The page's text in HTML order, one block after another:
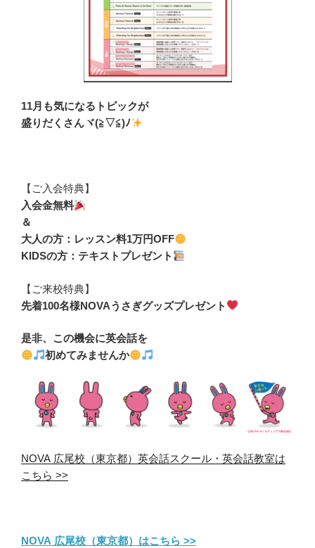
11月も気になるトピックが
盛りだくさんヾ(≧▽≦)ﾉ
【ご入会特典】
入会金無料
＆
大人の方：レッスン料1万円OFF
KIDSの方：テキストプレゼント
【ご来校特典】
先着100名様NOVAうさぎグッズプレゼント
是非、この機会に英会話を
初めてみませんか
NOVA 広尾校（東京都）英会話スクール・英会話教室は
こちら >>
NOVA 広尾校（東京都）はこちら >>